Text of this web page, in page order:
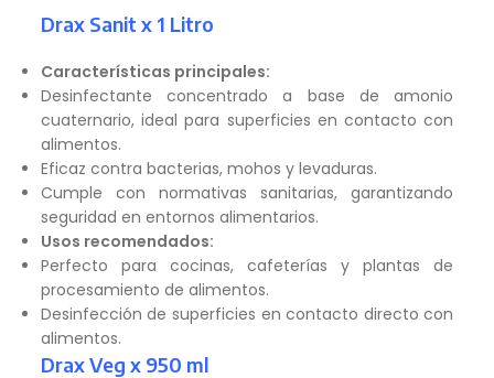
Drax Sanit x 1 Litro
Características principales:
Desinfectante concentrado a base de amonio
cuaternario, ideal para superficies en contacto con
alimentos.
Eficaz contra bacterias, mohos y levaduras.
Cumple con normativas sanitarias, garantizando
seguridad en entornos alimentarios.
Usos recomendados:
Perfecto para cocinas, cafeterías y plantas de
procesamiento de alimentos.
Desinfección de superficies en contacto directo con
alimentos.
Drax Veg x 950 ml